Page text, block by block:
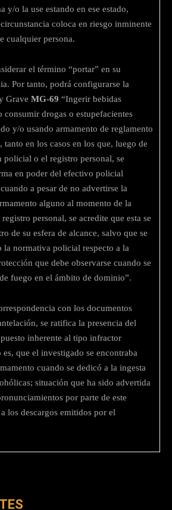
y/o la use estando en ese estado,
coloca en riesgo inminente
cualquier persona.
el término “portar” en su
Por tanto, podrá configurarse la
Grave MG-69 “Ingerir bebidas
consumir drogas o estupefacientes
y/o usando armamento de reglamento
tanto en los casos en los que, luego de
policial o el registro personal, se
en poder del efectivo policial
a pesar de no advertirse la
alguno al momento de la
personal, se acredite que esta se
de su esfera de alcance, salvo que se
la normativa policial respecto a la
que debe observarse cuando se
fuego en el ámbito de dominio”.
con los documentos
se ratifica la presencia del
inherente al tipo infractor
es, que el investigado se encontraba
cuando se dedicó a la ingesta
situación que ha sido advertida
por parte de este
los descargos emitidos por el